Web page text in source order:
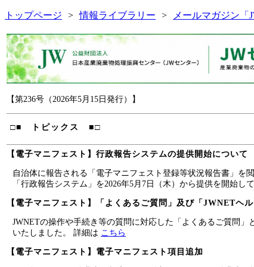
トップページ 情報ライブラリー メールマガジン「
【第236号（2026年5月15日発行）】
□■ トピックス ■□
【電子マニフェスト】行政報告システムの提供開始について
自治体に報告される「電子マニフェスト登録等状況報告書」を
「行政報告システム」を2026年5月7日（木）から提供を開始し
【電子マニフェスト】「よくあるご質問」及び「JWNETヘ
JWNETの操作や手続き等の質問に対応した「よくあるご質問」
いたしました。 詳細は こちら
【電子マニフェスト】電子マニフェスト項目追加